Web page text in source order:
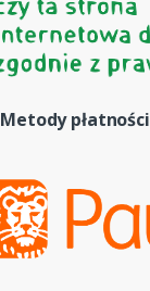
Metody płatności